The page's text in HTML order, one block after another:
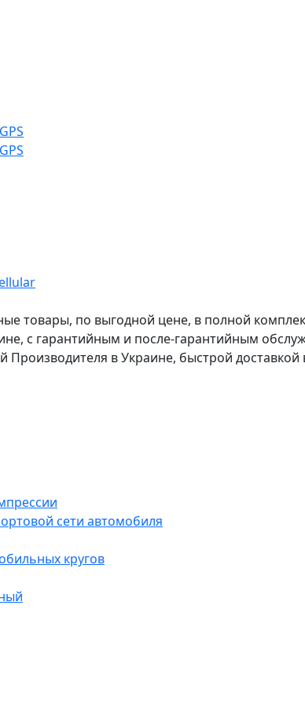
товары, по выгодной цене, в полной
с гарантийным и после-гарантийным
Производителя в Украине, быстрой
сети автомобиля
кругов